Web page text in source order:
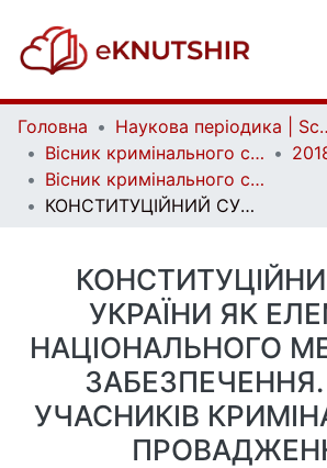
Головна
Наукова
Вісник кримінального судочинства | Herald of criminal justice
Вісник кримінального судочинства. № 4
КОНСТИТУЦІЙНИЙ СУД УКРАЇНИ ЯК ЕЛЕМЕНТ НАЦІОНАЛЬНОГО МЕХАНІЗМУ ЗАБЕЗПЕЧЕННЯ. ПРАВ УЧАСНИКІВ КРИМІНАЛЬНОГО ПРОВАДЖЕННЯ
УКРАЇНИ ЯК
НАЦІОНАЛЬНОГО
УЧАСНИКІВ